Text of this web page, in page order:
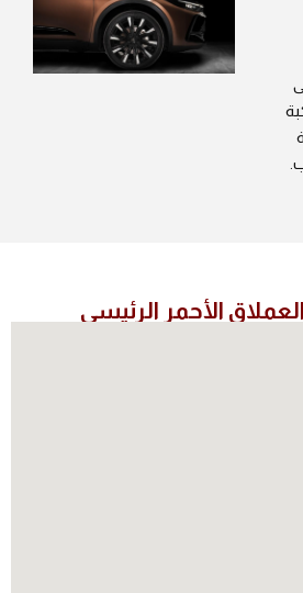
الأحمر الرئيسي